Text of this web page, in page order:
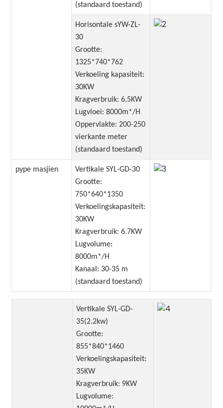
(standaard toestand)
Horisontale sYW-ZL-
30
Grootte:
1325*740*762
Verkoeling kapasiteit:
30KW
Kragverbruik: 6.5KW
Lugvloei: 8000m*/H
Oppervlakte: 200-250
vierkante meter
(standaard toestand)
pype masjien
Vertikale SYL-GD-30
Grootte:
750*640*1350
Verkoelingskapasiteit:
30KW
Kragverbruik: 6.7KW
Lugvolume:
8000m*/H
Kanaal: 30-35 m
(standaard toestand)
Vertikale SYL-GD-
35(2.2kw)
Grootte:
855*840*1460
Verkoelingskapasiteit:
35KW
Kragverbruik: 9KW
Lugvolume: